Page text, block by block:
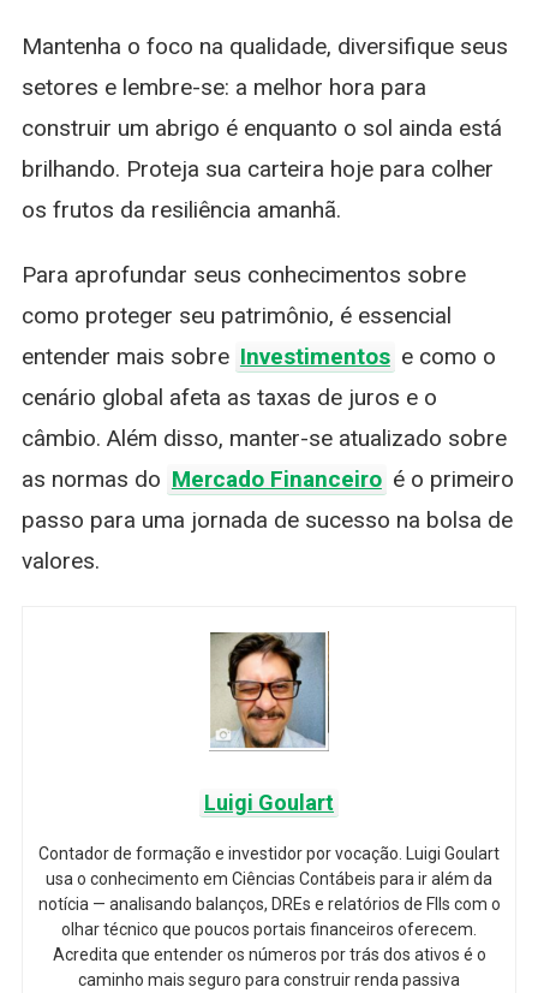
Mantenha o foco na qualidade, diversifique seus
setores e lembre-se: a melhor hora para
construir um abrigo é enquanto o sol ainda está
brilhando. Proteja sua carteira hoje para colher
os frutos da resiliência amanhã.
Para aprofundar seus conhecimentos sobre
como proteger seu patrimônio, é essencial
entender mais sobre Investimentos e como o
cenário global afeta as taxas de juros e o
câmbio. Além disso, manter-se atualizado sobre
as normas do Mercado Financeiro é o primeiro
passo para uma jornada de sucesso na bolsa de
valores.
Luigi Goulart
Contador de formação e investidor por vocação. Luigi Goulart
usa o conhecimento em Ciências Contábeis para ir além da
notícia — analisando balanços, DREs e relatórios de FIIs com o
olhar técnico que poucos portais financeiros oferecem.
Acredita que entender os números por trás dos ativos é o
caminho mais seguro para construir renda passiva